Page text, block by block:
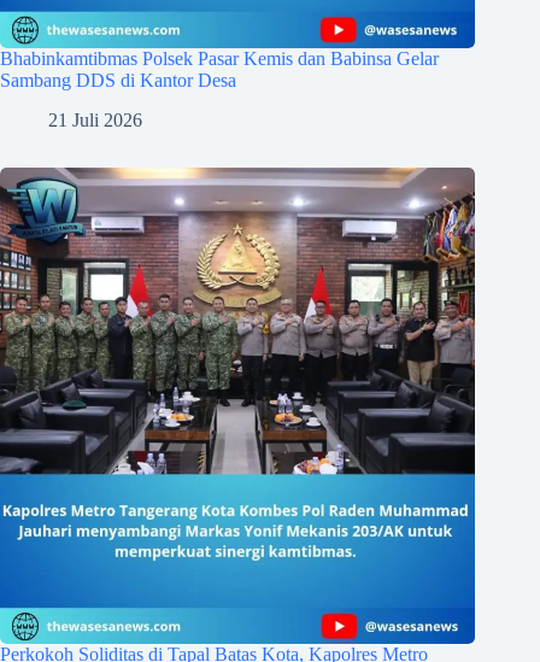
Bhabinkamtibmas Polsek Pasar Kemis dan Babinsa Gelar
Sambang DDS di Kantor Desa
21 Juli 2026
Perkokoh Soliditas di Tapal Batas Kota, Kapolres Metro